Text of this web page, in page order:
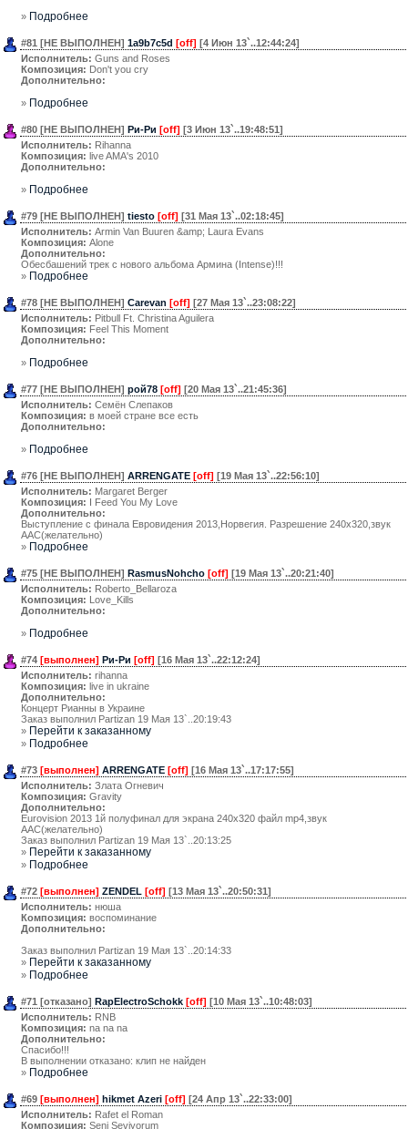
» Подробнее
#81 [НЕ ВЫПОЛНЕН] 1a9b7c5d [off] [4 Июн 13`..12:44:24]
Исполнитель: Guns and Roses
Композиция: Don't you cry
Дополнительно:
» Подробнее
#80 [НЕ ВЫПОЛНЕН] Ри-Ри [off] [3 Июн 13`..19:48:51]
Исполнитель: Rihanna
Композиция: live AMA's 2010
Дополнительно:
» Подробнее
#79 [НЕ ВЫПОЛНЕН] tiesto [off] [31 Мая 13`..02:18:45]
Исполнитель: Armin Van Buuren &amp; Laura Evans
Композиция: Alone
Дополнительно:
Обесбашений трек с нового альбома Армина (Intense)!!!
» Подробнее
#78 [НЕ ВЫПОЛНЕН] Carevan [off] [27 Мая 13`..23:08:22]
Исполнитель: Pitbull Ft. Christina Aguilera
Композиция: Feel This Moment
Дополнительно:
» Подробнее
#77 [НЕ ВЫПОЛНЕН] рой78 [off] [20 Мая 13`..21:45:36]
Исполнитель: Семён Слепаков
Композиция: в моей стране все есть
Дополнительно:
» Подробнее
#76 [НЕ ВЫПОЛНЕН] ARRENGATE [off] [19 Мая 13`..22:56:10]
Исполнитель: Margaret Berger
Композиция: I Feed You My Love
Дополнительно:
Выступление с финала Евровидения 2013,Норвегия. Разрешение 240х320,звук
ААС(желательно)
» Подробнее
#75 [НЕ ВЫПОЛНЕН] RasmusNohcho [off] [19 Мая 13`..20:21:40]
Исполнитель: Roberto_Bellaroza
Композиция: Love_Kills
Дополнительно:
» Подробнее
#74 [выполнен] Ри-Ри [off] [16 Мая 13`..22:12:24]
Исполнитель: rihanna
Композиция: live in ukraine
Дополнительно:
Концерт Рианны в Украине
Заказ выполнил Partizan 19 Мая 13`..20:19:43
» Перейти к заказанному
» Подробнее
#73 [выполнен] ARRENGATE [off] [16 Мая 13`..17:17:55]
Исполнитель: Злата Огневич
Композиция: Gravity
Дополнительно:
Eurovision 2013 1й полуфинал для экрана 240х320 файл mp4,звук
AAC(желательно)
Заказ выполнил Partizan 19 Мая 13`..20:13:25
» Перейти к заказанному
» Подробнее
#72 [выполнен] ZENDEL [off] [13 Мая 13`..20:50:31]
Исполнитель: нюша
Композиция: воспоминание
Дополнительно:
Заказ выполнил Partizan 19 Мая 13`..20:14:33
» Перейти к заказанному
» Подробнее
#71 [отказано] RapElectroSchokk [off] [10 Мая 13`..10:48:03]
Исполнитель: RNB
Композиция: na na na
Дополнительно:
Спасибо!!!
В выполнении отказано: клип не найден
» Подробнее
#69 [выполнен] hikmet Azeri [off] [24 Апр 13`..22:33:00]
Исполнитель: Rafet el Roman
Композиция: Seni Seviyorum